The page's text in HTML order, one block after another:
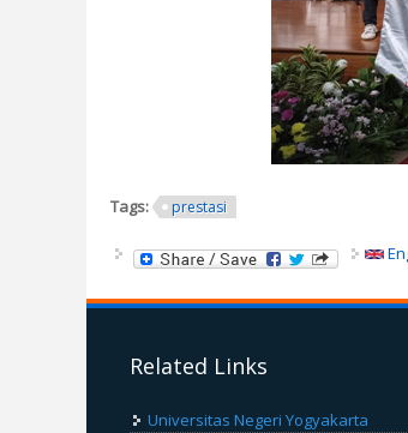
Tags: prestasi
Related Links
Universitas Negeri Yogyakarta